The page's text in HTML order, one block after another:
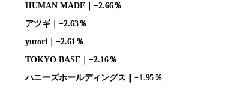
HUMAN MADE｜−2.66％
アツギ｜−2.63％
yutori｜−2.61％
TOKYO BASE｜−2.16％
ハニーズホールディングス｜−1.95％